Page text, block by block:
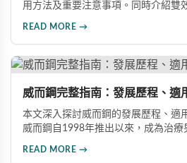
用方法及重要注意事項。同時介紹雙
READ MORE →
威而鋼完整指南：發展歷程、適
本文深入探討威而鋼的發展歷程、適
威而鋼自1998年推出以來，成為治療
READ MORE →